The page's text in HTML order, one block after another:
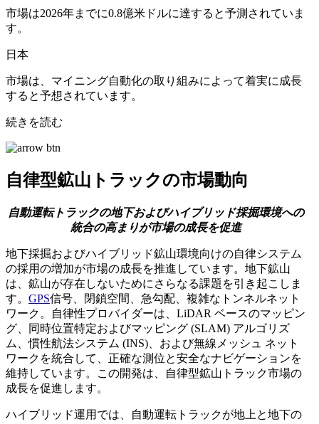
市場は2026年までに0.8億米ドルに達すると予測されていま
す。
日本
市場は、マイニング自動化の取り組みによって着実に成長
すると予想されています。
続きを読む
自律型鉱山トラックの市場動向
自動運転トラックの地下およびハイブリッド採掘環境への
統合の高まりが市場の成長を促進
地下採掘およびハイブリッド鉱山環境向けの自律システム
の採用の増加が市場の成長を推進しています。地下鉱山
は、鉱山が存在しないためにさらなる課題を引き起こしま
す。 GPS信号、閉鎖空間、急勾配、複雑なトンネルネット
ワーク。自律性プロバイダーは、LiDAR ベースのマッピン
グ、同時位置特定およびマッピング (SLAM) アルゴリズ
ム、慣性航法システム (INS)、および無線メッシュ ネット
ワークを統合して、正確な測位と安全なナビゲーションを
維持しています。この開発は、自律型鉱山トラック市場の
成長を促進します。
ハイブリッド運用では、自動運転トラックが地上と地下の